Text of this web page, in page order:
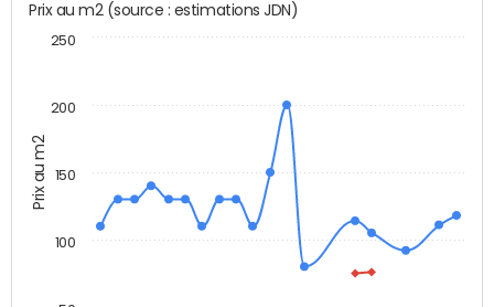
Prix au m2
Prix au m2 (source : estimations JDN)
100
150
200
250